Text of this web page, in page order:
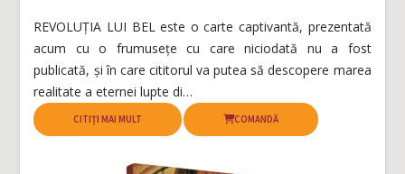
REVOLUȚIA LUI BEL este o carte captivantă, prezentată
acum cu o frumusețe cu care niciodată nu a fost
publicată, și în care cititorul va putea să descopere marea
realitate a eternei lupte di…
CITIȚI MAI MULT COMANDĂ